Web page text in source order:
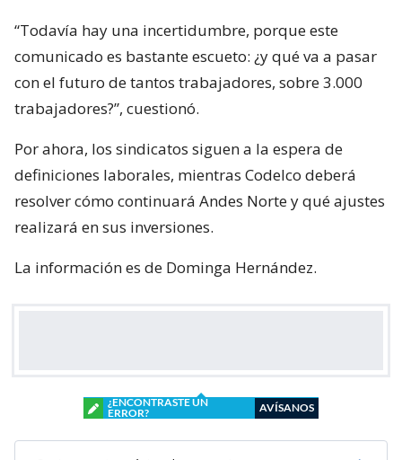
“Todavía hay una incertidumbre, porque este
comunicado es bastante escueto: ¿y qué va a pasar
con el futuro de tantos trabajadores, sobre 3.000
trabajadores?”, cuestionó.
Por ahora, los sindicatos siguen a la espera de
definiciones laborales, mientras Codelco deberá
resolver cómo continuará Andes Norte y qué ajustes
realizará en sus inversiones.
La información es de Dominga Hernández.
¿ENCONTRASTE UN
ERROR?
AVÍSANOS